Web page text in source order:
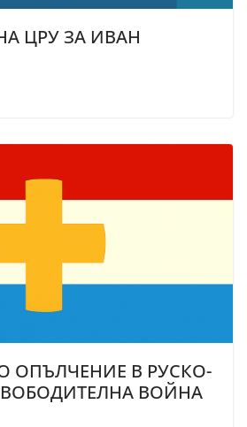
ЦРУ ЗА ИВАН
ОПЪЛЧЕНИЕ В РУСКО-
ВОЙНА